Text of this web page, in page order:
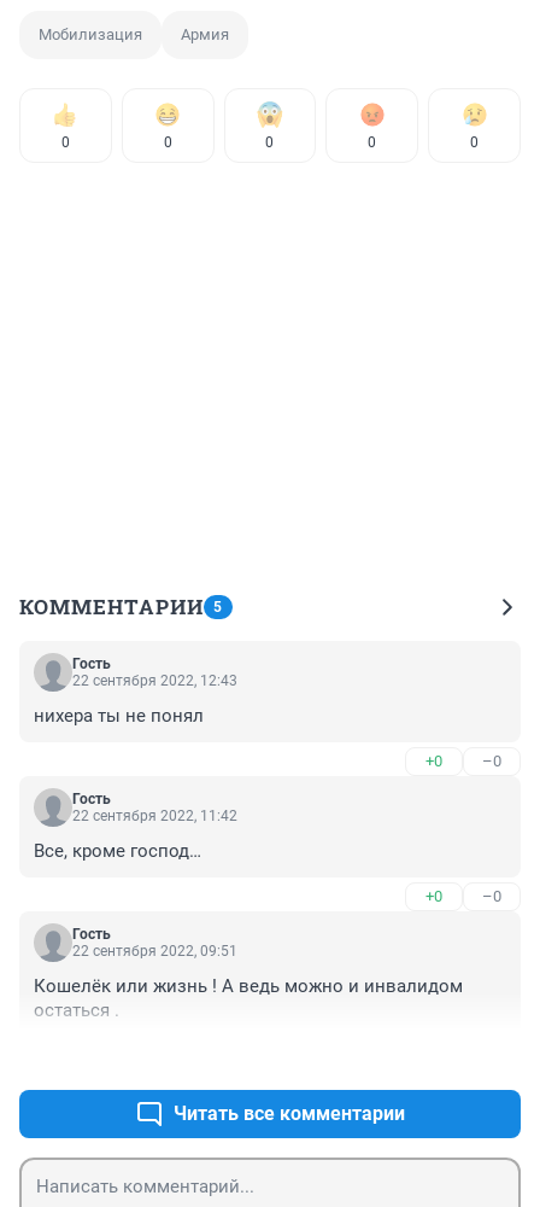
Мобилизация Армия
0 0 0 0 0
КОММЕНТАРИИ 5
Гость
22 сентября 2022, 12:43
нихера ты не понял
+0 –0
Гость
22 сентября 2022, 11:42
Все, кроме господ…
+0 –0
Гость
22 сентября 2022, 09:51
Кошелёк или жизнь ! А ведь можно и инвалидом
остаться .
Читать все комментарии